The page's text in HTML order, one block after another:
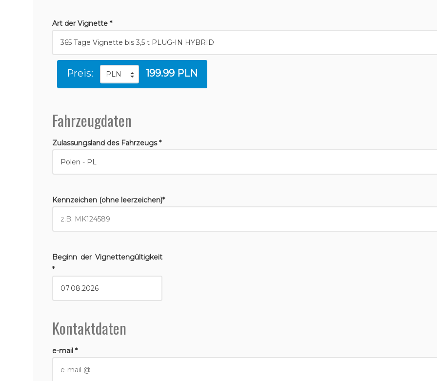
Art der Vignette *
Preis: 199.99 PLN
Fahrzeugdaten
Zulassungsland des Fahrzeugs *
Kennzeichen (ohne leerzeichen)*
Beginn der Vignettengültigkeit
*
Kontaktdaten
e-mail *